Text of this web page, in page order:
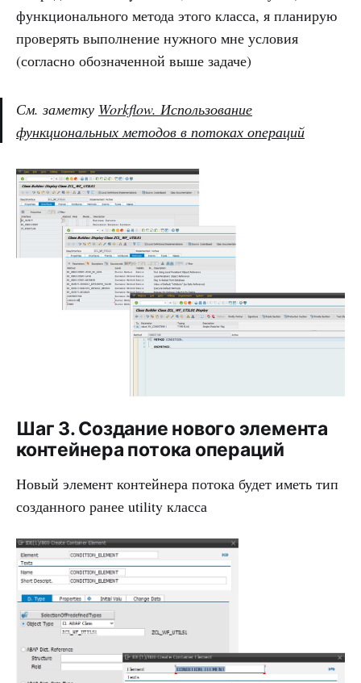
функционального метода этого класса, я планирую
проверять выполнение нужного мне условия
(согласно обозначенной выше задаче)
См. заметку Workflow. Использование
функциональных методов в потоках операций
Шаг 3. Создание нового элемента
контейнера потока операций
Новый элемент контейнера потока будет иметь тип
созданного ранее utility класса